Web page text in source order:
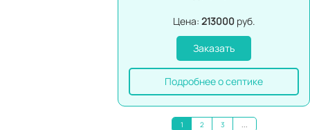
Цена: 213000 руб.
Заказать
Подробнее о септике
1 2 3